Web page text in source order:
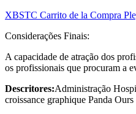
XBSTC Carrito de la Compra
Considerações Finais:
A capacidade de atração dos
os profissionais que procuram a
Descritores:Administração
croissance graphique Panda Ours